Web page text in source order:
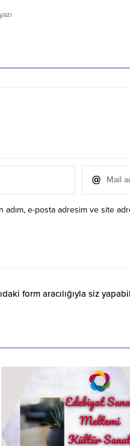
yazı
adım, e-posta adresim ve site
form aracılığıyla siz